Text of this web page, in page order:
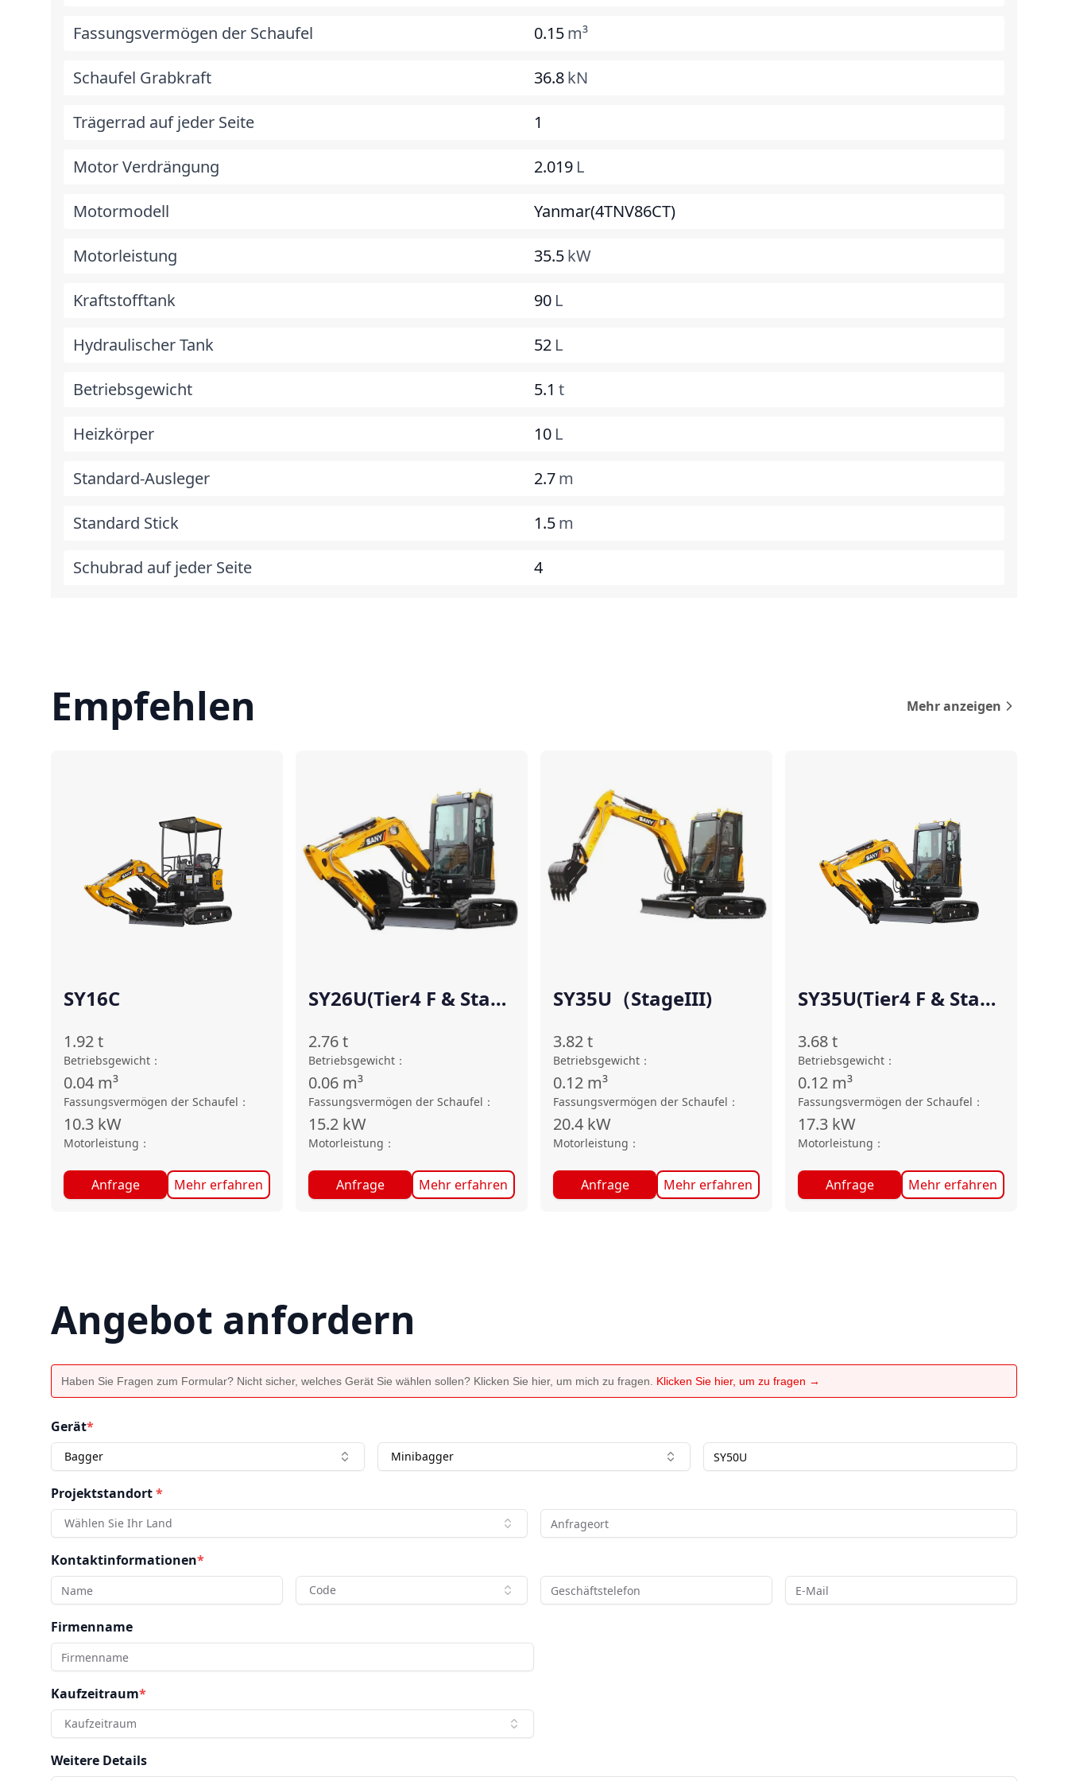
Fassungsvermögen der Schaufel 0.15m³
Schaufel Grabkraft 36.8kN
Trägerrad auf jeder Seite 1
Motor Verdrängung 2.019 L
Motormodell Yanmar(4TNV86CT)
Motorleistung 35.5kW
Kraftstofftank 90 L
Hydraulischer Tank 52 L
Betriebsgewicht 5.1 t
Heizkörper 10 L
Standard-Ausleger 2.7m
Standard Stick 1.5m
Schubrad auf jeder Seite 4
Empfehlen Mehr anzeigen
SY16C
1.92t
Betriebsgewicht ：
0.04 m³
Fassungsvermögen der Schaufel ：
10.3 kW
Motorleistung ：
Anfrage Mehr erfahren
SY26U(Tier4 F & Stage
2.76t
Betriebsgewicht ：
0.06 m³
Fassungsvermögen der Schaufel ：
15.2 kW
Motorleistung ：
Anfrage Mehr erfahren
SY35U（StageIII)
3.82t
Betriebsgewicht ：
0.12 m³
Fassungsvermögen der Schaufel ：
20.4 kW
Motorleistung ：
Anfrage Mehr erfahren
SY35U(Tier4 F & Stage
3.68t
Betriebsgewicht ：
0.12 m³
Fassungsvermögen der Schaufel ：
17.3 kW
Motorleistung ：
Anfrage Mehr erfahren
Angebot anfordern
Haben Sie Fragen zum Formular? Nicht sicher, welches Gerät Sie wählen sollen? Klicken Sie hier, um mich zu fragen. Klicken Sie hier, um zu fragen →
Gerät*
Bagger Minibagger
Projektstandort*
Wählen Sie Ihr Land
Kontaktinformationen*
Code
Firmenname
Kaufzeitraum*
Kaufzeitraum
Weitere Details